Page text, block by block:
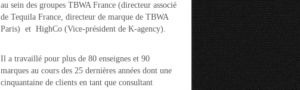
au sein des groupes TBWA France (directeur associé
de Tequila France, directeur de marque de TBWA
Paris) et HighCo (Vice-président de K-agency).
Il a travaillé pour plus de 80 enseignes et 90
marques au cours des 25 dernières années dont une
cinquantaine de clients en tant que consultant